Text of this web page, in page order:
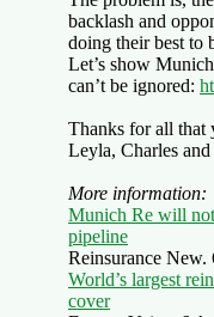
backlash and
doing their best to
Let’s show
can’t be ignored:
Thanks for all that
Leyla, Charles
More information:
Munich Re will
pipeline
Reinsurance
World’s largest
cover